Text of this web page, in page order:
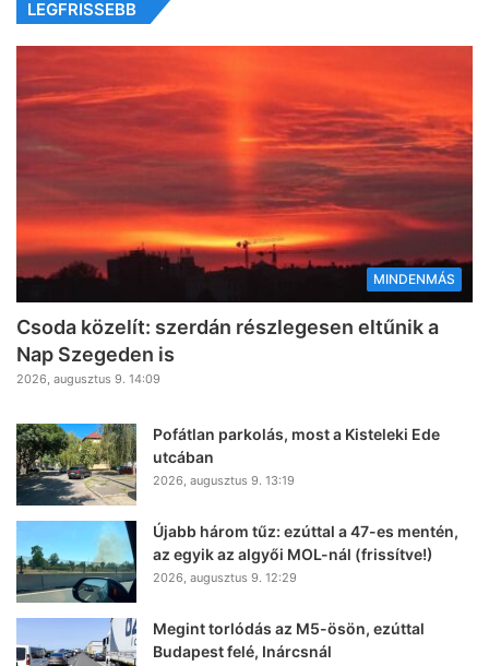
LEGFRISSEBB
MINDENMÁS
Csoda közelít: szerdán részlegesen eltűnik a
Nap Szegeden is
2026, augusztus 9. 14:09
Pofátlan parkolás, most a Kisteleki Ede
utcában
2026, augusztus 9. 13:19
Újabb három tűz: ezúttal a 47-es mentén,
az egyik az algyői MOL-nál (frissítve!)
2026, augusztus 9. 12:29
Megint torlódás az M5-ösön, ezúttal
Budapest felé, Inárcsnál